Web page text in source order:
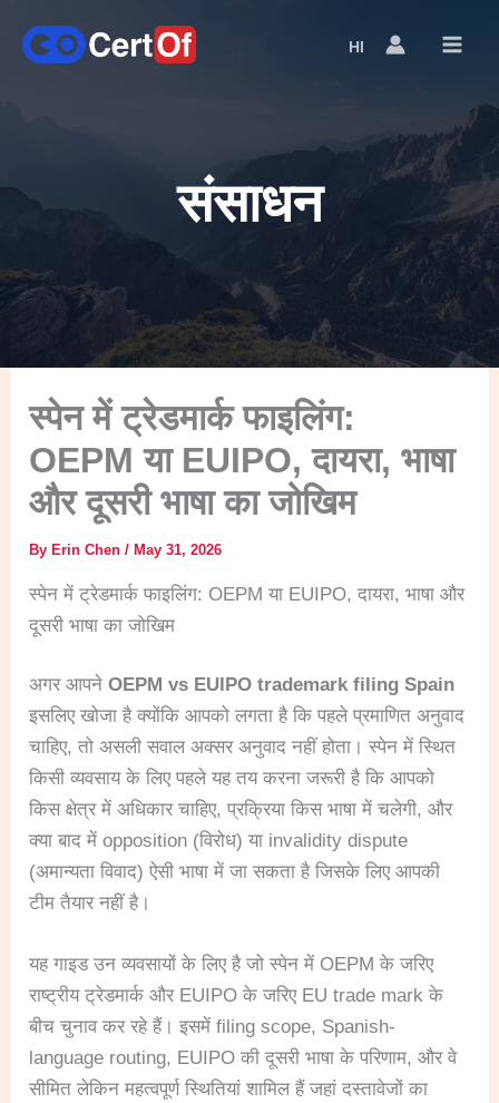
HILanguage
संसाधन
स्पेन में ट्रेडमार्क फाइलिंग:
OEPM या EUIPO, दायरा, भाषा
और दूसरी भाषा का जोखिम
ByErin Chen/May 31, 2026
स्पेन में ट्रेडमार्क फाइलिंग: OEPM या EUIPO, दायरा, भाषा और
दूसरी भाषा का जोखिम
अगर आपनेOEPM vs EUIPO trademark filing Spain
इसलिए खोजा है क्योंकि आपको लगता है कि पहले प्रमाणित अनुवाद
चाहिए, तो असली सवाल अक्सर अनुवाद नहीं होता। स्पेन में स्थित
किसी व्यवसाय के लिए पहले यह तय करना जरूरी है कि आपको
किस क्षेत्र में अधिकार चाहिए, प्रक्रिया किस भाषा में चलेगी, और
क्या बाद में opposition (विरोध) या invalidity dispute
(अमान्यता विवाद) ऐसी भाषा में जा सकता है जिसके लिए आपकी
टीम तैयार नहीं है।
यह गाइड उन व्यवसायों के लिए है जो स्पेन में OEPM के जरिए
राष्ट्रीय ट्रेडमार्क और EUIPO के जरिए EU trade mark के
बीच चुनाव कर रहे हैं। इसमें filing scope, Spanish-
language routing, EUIPO की दूसरी भाषा के परिणाम, और वे
सीमित लेकिन महत्वपूर्ण स्थितियां शामिल हैं जहां दस्तावेजों का